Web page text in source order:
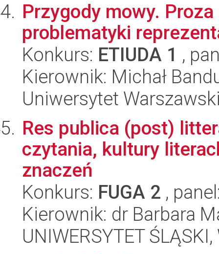
Przygody mowy.
problematyki
Konkurs: ETIUDA 1 ,
Kierownik: Michał
Uniwersytet
Res publica (post)
czytania, kultury
znaczeń
Konkurs: FUGA 2 ,
Kierownik: dr Barbara
UNIWERSYTET